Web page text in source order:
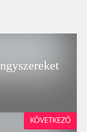
KÖVETKEZŐ